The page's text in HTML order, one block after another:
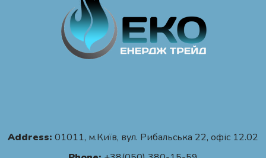
Address: 01011, м.Київ, вул. Рибальська 22, офіс 12.02